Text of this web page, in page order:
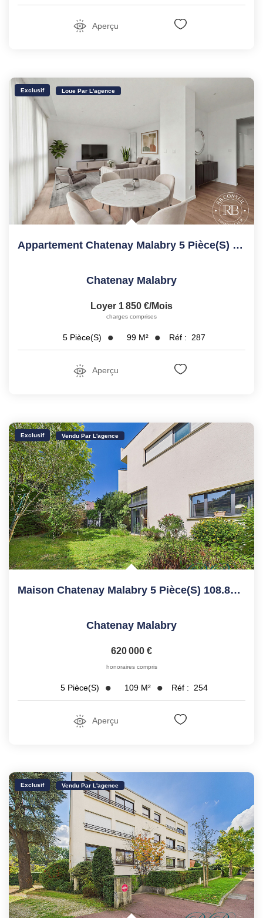
Aperçu
Exclusif Loue Par L'agence
Appartement Chatenay Malabry 5 Pièce(s) 98.7 M2
Chatenay Malabry
Loyer 1 850 €/mois
charges comprises
5 Pièce(s) 99 M² Réf : 287
Aperçu
Exclusif Vendu Par L'agence
Maison Chatenay Malabry 5 Pièce(s) 108.87 M2
Chatenay Malabry
620 000 €
honoraires compris
5 Pièce(s) 109 M² Réf : 254
Aperçu
Exclusif Vendu Par L'agence